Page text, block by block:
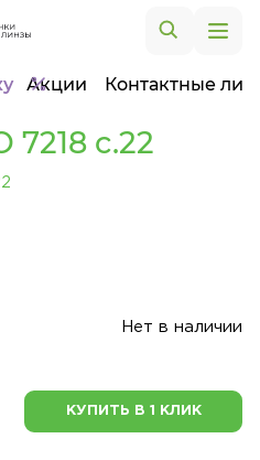
Акции Контактные
7218 c.22
Нет в наличии
КУПИТЬ В 1 КЛИК